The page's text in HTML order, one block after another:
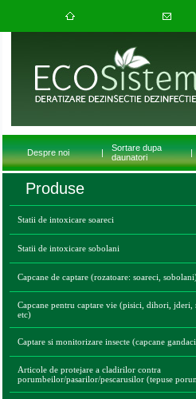
Despre noi |
Sortare dupa
daunatori
|
Produse
Statii de intoxicare soareci
Statii de intoxicare sobolani
Capcane de captare (rozatoare: soareci,
Capcane pentru captare vie (pisici, dihori, jderi,
etc)
Captare si monitorizare insecte (capcane
Articole de protejare a cladirilor contra
porumbeilor/pasarilor/pescarusilor (tepuse